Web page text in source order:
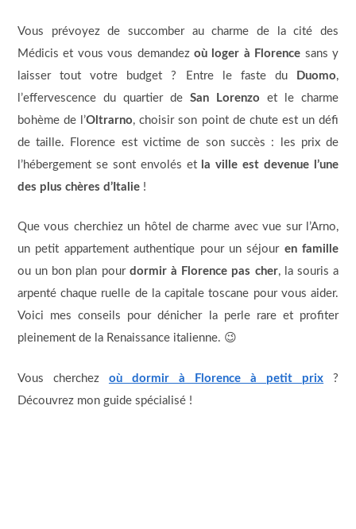
Vous prévoyez de succomber au charme de la cité des
Médicis et vous vous demandez où loger à Florence sans y
laisser tout votre budget ? Entre le faste du
Duomo,
l’effervescence du quartier de San Lorenzo et le charme
bohème de l’Oltrarno, choisir son point de chute est un défi
de taille. Florence est victime de son succès : les prix de
l’hébergement se sont envolés et la ville est devenue l’une
des plus chères d’Italie!
Que vous cherchiez un hôtel de charme avec vue sur l’Arno,
un petit appartement authentique pour un séjour en famille
ou un bon plan pour dormir à Florence pas cher, la souris a
arpenté chaque ruelle de la capitale toscane pour vous aider.
Voici mes conseils pour dénicher la perle rare et profiter
pleinement de la Renaissance italienne. 😉
Vous cherchez où dormir à Florence à petit prix ?
Découvrez mon guide spécialisé !